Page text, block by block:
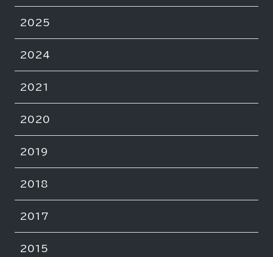
2025
2024
2021
2020
2019
2018
2017
2015